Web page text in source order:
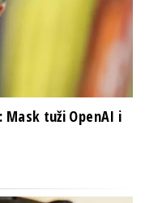
Mask tuži OpenAI i